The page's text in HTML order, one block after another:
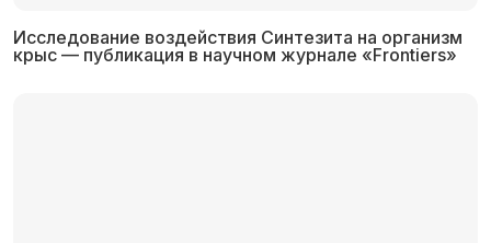
Исследование воздействия Синтезита на организм
крыс — публикация в научном журнале «Frontiers»